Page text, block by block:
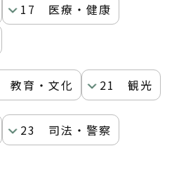
17 医療・健康
育・文化 21 観光
23 司法・警察